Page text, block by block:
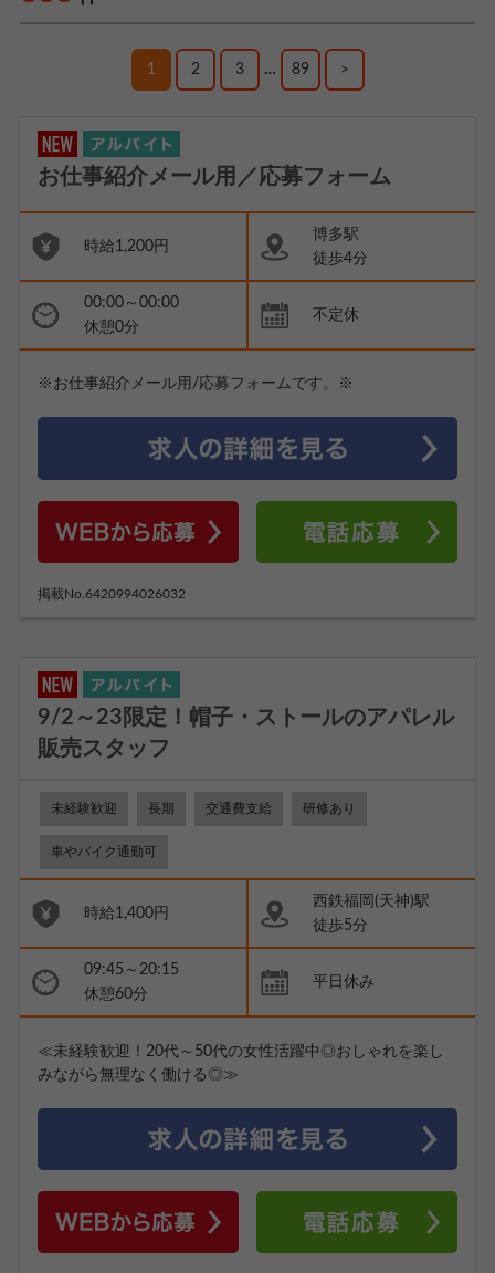
1 2 3 … 89 >
お仕事紹介メール用／応募フォーム
時給1,200円
博多駅
徒歩4分
00:00～00:00
休憩0分
不定休
※お仕事紹介メール用/応募フォームです。※
掲載No.6420994026032
9/2～23限定！帽子・ストールのアパレル
販売スタッフ
未経験歓迎 長期 交通費支給 研修あり
車やバイク通勤可
時給1,400円
西鉄福岡(天神)駅
徒歩5分
09:45～20:15
休憩60分
平日休み
≪未経験歓迎！20代～50代の女性活躍中◎おしゃれを楽し
みながら無理なく働ける◎≫